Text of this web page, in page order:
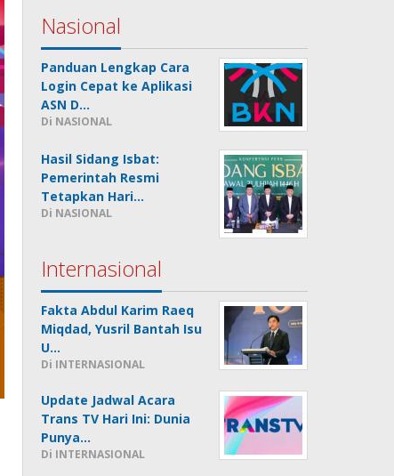
Nasional
Panduan Lengkap Cara
Login Cepat ke Aplikasi
ASN D…
Di NASIONAL
Hasil Sidang Isbat:
Pemerintah Resmi
Tetapkan Hari…
Di NASIONAL
Internasional
Fakta Abdul Karim Raeq
Miqdad, Yusril Bantah Isu
U…
Di INTERNASIONAL
Update Jadwal Acara
Trans TV Hari Ini: Dunia
Punya…
Di INTERNASIONAL